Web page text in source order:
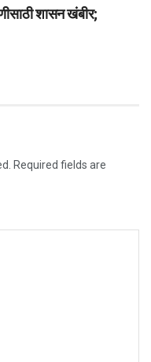
शासन खंबीर;
Required fields are